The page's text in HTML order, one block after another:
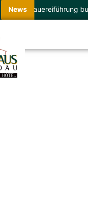
News
Brauereiführung buchen |